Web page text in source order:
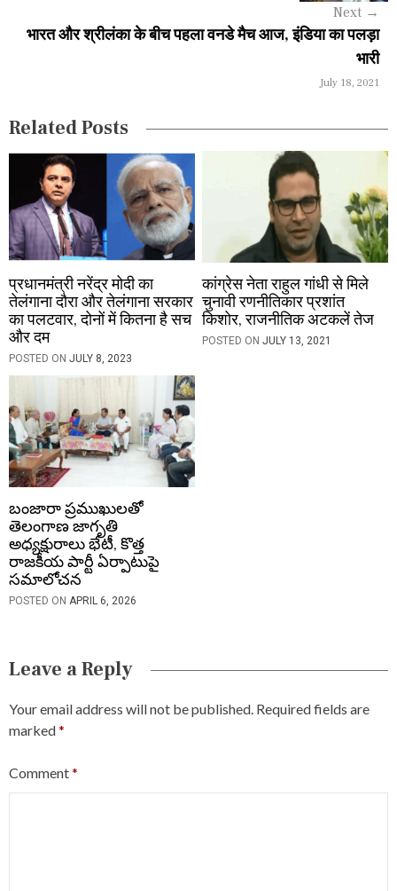
o
Next →
भारत और श्रीलंका के बीच पहला वनडे मैच आज, इंडिया का पलड़ा
भारी
July 18, 2021
Related Posts
प्रधानमंत्री नरेंद्र मोदी का
तेलंगाना दौरा और तेलंगाना सरकार
का पलटवार, दोनों में कितना है सच
और दम
POSTED ON JULY 8, 2023
कांग्रेस नेता राहुल गांधी से मिले
चुनावी रणनीतिकार प्रशांत
किशोर, राजनीतिक अटकलें तेज
POSTED ONJULY 13, 2021
బంజారా ప్రముఖులతో
తెలంగాణ జాగృతి
అధ్యక్షురాలు భేటీ, కొత్త
రాజకీయ పార్టీ ఏర్పాటుపై
సమాలోచన
POSTED ON APRIL 6, 2026
Leave a Reply
Your email address will not be published. Required fields are
marked*
Comment*